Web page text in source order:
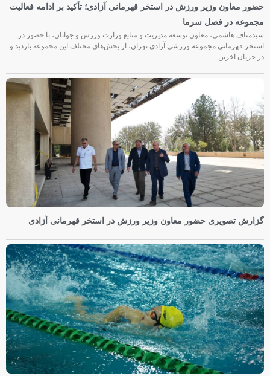
حضور معاون وزیر ورزش در استخر قهرمانی آزادی؛ تأکید بر ادامه فعالیت
مجموعه در فصل سرما
سیدمناف هاشمی، معاون توسعه مدیریت و منابع وزارت ورزش و جوانان، با حضور در
استخر قهرمانی مجموعه ورزشی آزادی تهران، از بخش‌های مختلف این مجموعه بازدید و
در جریان آخرین
گزارش تصویری حضور معاون وزیر ورزش در استخر قهرمانی آزادی